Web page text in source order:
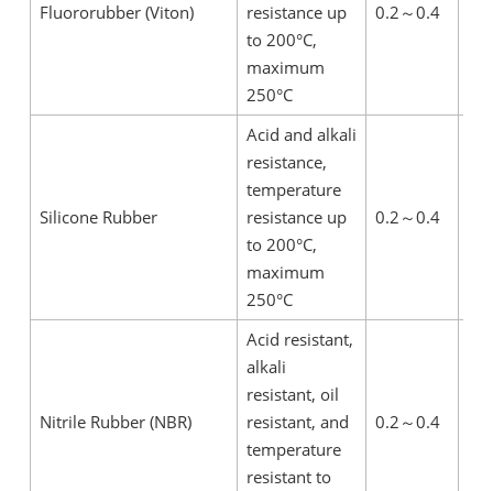
Fluororubber (Viton)
resistance up
to 200°C,
maximum
250°C
0.2 ～0.4
Silicone Rubber
Acid and alkali
resistance,
temperature
resistance up
to 200°C,
maximum
250°C
0.2 ～0.4
Nitrile Rubber (NBR)
Acid resistant,
alkali
resistant, oil
resistant, and
temperature
resistant to
0.2 ～0.4